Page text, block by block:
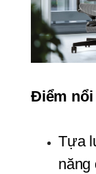
Điểm nổi
Tựa
năng